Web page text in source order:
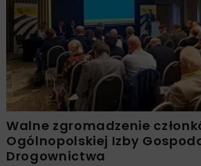
Walne zgromadzenie
Ogólnopolskiej Izby
Drogownictwa